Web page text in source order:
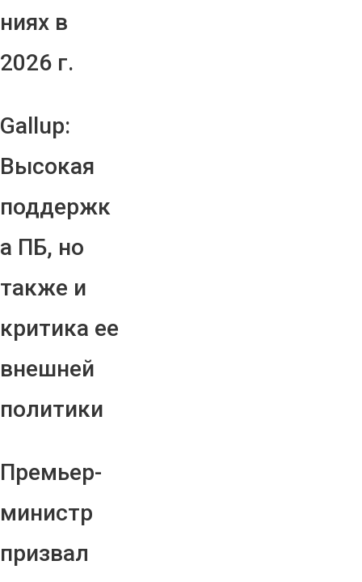
ниях в
2026 г.
Gallup:
Высокая
поддержк
а ПБ, но
также и
критика ее
внешней
политики
Премьер-
министр
призвал